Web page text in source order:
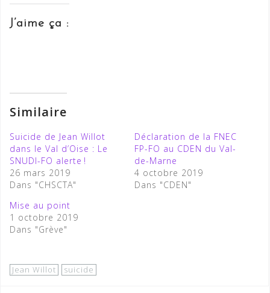
J’aime ça :
Similaire
Suicide de Jean Willot
dans le Val d’Oise : Le
SNUDI-FO alerte !
26 mars 2019
Dans "CHSCTA"
Déclaration de la FNEC
FP-FO au CDEN du Val-
de-Marne
4 octobre 2019
Dans "CDEN"
Mise au point
1 octobre 2019
Dans "Grève"
Jean Willot suicide